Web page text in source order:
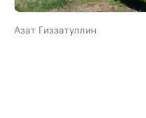
Азат Гиззатуллин